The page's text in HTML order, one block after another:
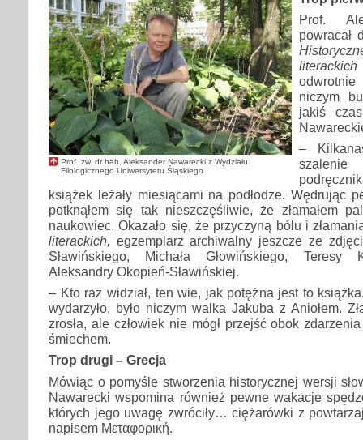
Prof. zw. dr hab. Aleksander Nawarecki z Wydziału
Filologicznego Uniwersytetu Śląskiego
Prof.
powracał
literackich
niczym
jakiś
–
książek leżały miesiącami na podłodze. Wędrując
potknąłem się tak nieszczęśliwie, że złamałem
naukowiec. Okazało się, że przyczyną bólu i
literackich, egzemplarz archiwalny jeszcze ze
Sławińskiego, Michała Głowińskiego, Teresy
Aleksandry Okopień-Sławińskiej.
– Kto raz widział, ten wie, jak potężna jest to
wydarzyło, było niczym walka Jakuba z Aniołem.
zrosła, ale człowiek nie mógł przejść obok
śmiechem.
Trop drugi – Grecja
Mówiąc o pomyśle stworzenia historycznej wersji
Nawarecki wspomina również pewne wakacje
których jego uwagę zwróciły… ciężarówki z
napisem Μεταφορική.